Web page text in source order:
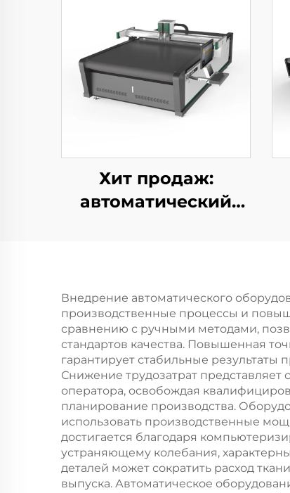
Хит продаж:
автоматический
Внедрение автоматического
производственные процессы и
сравнению с ручными методами,
стандартов качества. Повышенная
гарантирует стабильные результаты
Снижение трудозатрат
оператора, освобождая
планирование производства.
использовать производственные
достигается благодаря
устраняющему колебания,
деталей может сократить расход
выпуска. Автоматическое